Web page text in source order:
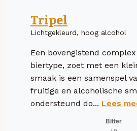
Tripel
Lichtgekleurd, hoog alcohol
Een bovengistend
biertype, zoet met een
smaak is een samenspel
fruitige en alcoholische
ondersteund do... Lees